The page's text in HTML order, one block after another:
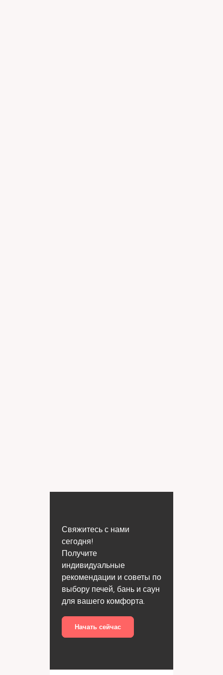
Свяжитесь с нами
сегодня!
Получите
индивидуальные
рекомендации и советы по
выбору печей, бань и саун
для вашего комфорта.
Начать сейчас